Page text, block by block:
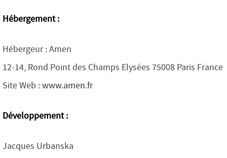
Hébergement :
Hébergeur : Amen
12-14, Rond Point des Champs Elysées 75008 Paris France
Site Web :www.amen.fr
Développement:
Jacques Urbanska